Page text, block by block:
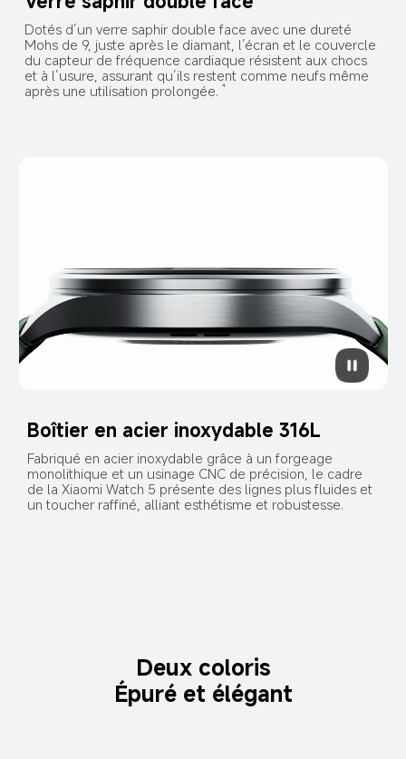
Dotés d’un verre saphir double face avec une dureté
Mohs de 9, juste après le diamant, l’écran et le couvercle
du capteur de fréquence cardiaque résistent aux chocs
et à l’usure, assurant qu’ils restent comme neufs même
après une utilisation prolongée.
4
Boîtier en acier inoxydable 316L
Fabriqué en acier inoxydable grâce à un forgeage
monolithique et un usinage CNC de précision, le cadre
de la Xiaomi Watch 5 présente des lignes plus fluides et
un toucher raffiné, alliant esthétisme et robustesse.
Deux coloris
Épuré et élégant